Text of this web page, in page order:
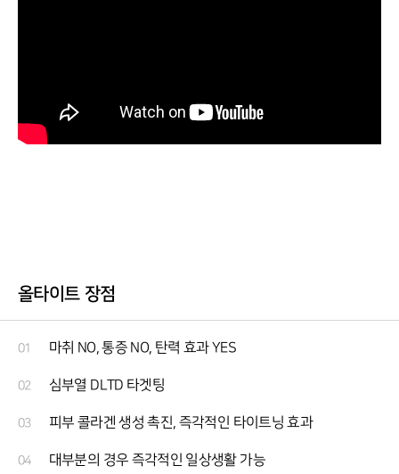
올타이트 장점
01 마취 NO, 통증 NO, 탄력 효과 YES
02 심부열 DLTD 타겟팅
03 피부 콜라겐 생성 촉진, 즉각적인 타이트닝 효과
04 대부분의 경우 즉각적인 일상생활 가능